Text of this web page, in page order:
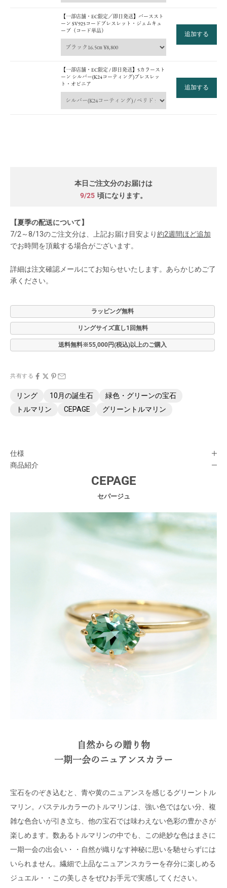
【一部店舗・EC限定／即日発送】バーススト
ーン SV925コードブレスレット・ジェムキュ
ーブ（コード単品）
追加する
【一部店舗・EC限定 / 即日発送】5カラースト
ーン シルバー(K24コーティング)ブレスレッ
ト・オピニア
追加する
本日ご注文分のお届けは
9/25 頃になります。
【夏季の配送について】
7/2～8/13のご注文分は、上記お届け目安より約2週間ほど追加
でお時間を頂戴する場合がございます。
詳細は注文確認メールにてお知らせいたします。あらかじめご了
承ください。
ラッピング無料
リングサイズ直し1回無料
送料無料※55,000円(税込)以上のご購入
共有する
リング 10月の誕生石
緑色・グリーンの宝石
トルマリン
CEPAGE グリーントルマリン
仕様
商品紹介
CEPAGE
セパージュ
自然からの贈り物
一期一会のニュアンスカラー
宝石をのぞき込むと、青や黄のニュアンスを感じるグリーントル
マリン。パステルカラーのトルマリンは、強い色ではない分、複
雑な色合いが引き立ち、他の宝石では味わえない色彩の豊かさが
楽しめます。数あるトルマリンの中でも、この絶妙な色はまさに
一期一会の出会い・・自然が織りなす神秘に思いを馳せらずには
いられません。繊細で上品なニュアンスカラーを存分に楽しめる
ジュエル・・この美しさをぜひお手元で実感してください。